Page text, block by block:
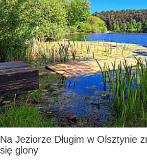
Na Jeziorze Długim w Olsztynie
się glony